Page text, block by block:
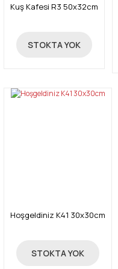
Kuş Kafesi R3 50x32cm
29,90 TL
STOKTA YOK
Hoşgeldiniz K41 30x30cm
22,42 TL
STOKTA YOK